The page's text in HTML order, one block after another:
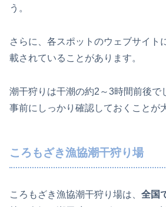
う。
さらに、各スポットのウェブサイト
載されていることがあります。
潮干狩りは干潮の約2～3時間前後で
事前にしっかり確認しておくことが
ころもざき漁協潮干狩り場
ころもざき漁協潮干狩り場は、 全国